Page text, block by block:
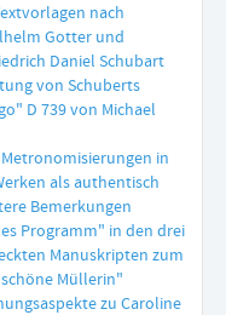
nach
Gotter und
Daniel Schubart
von Schuberts
D 739 von Michael
in
als authentisch
Bemerkungen
Programm" in den drei
Manuskripten zum
Müllerin"
zu Caroline